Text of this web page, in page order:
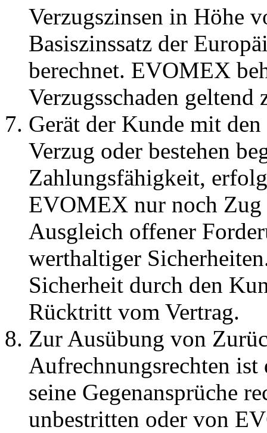
Verzugszinsen in Höhe
Basiszinssatz der
berechnet. EVOMEX
Verzugsschaden geltend
Gerät der Kunde mit
Verzug oder bestehen
Zahlungsfähigkeit,
EVOMEX nur noch Zug
Ausgleich offener
werthaltiger
Sicherheit durch den
Rücktritt vom Vertrag.
Zur Ausübung von
Aufrechnungsrechten
seine Gegenansprüche
unbestritten oder von